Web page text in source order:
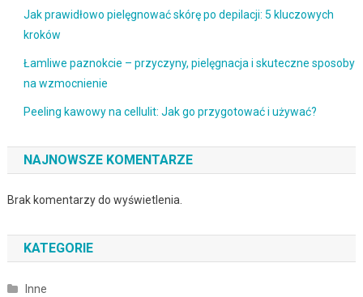
Jak prawidłowo pielęgnować skórę po depilacji: 5 kluczowych
kroków
Łamliwe paznokcie – przyczyny, pielęgnacja i skuteczne sposoby
na wzmocnienie
Peeling kawowy na cellulit: Jak go przygotować i używać?
NAJNOWSZE KOMENTARZE
Brak komentarzy do wyświetlenia.
KATEGORIE
Inne